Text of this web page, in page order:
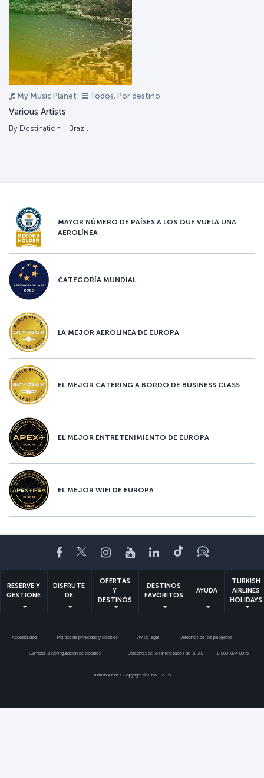
My Music Planet Todos, Por destino
Various Artists
By Destination - Brazil
MAYOR NÚMERO DE PAÍSES A LOS QUE VUELA UNA
AEROLÍNEA
CATEGORÍA MUNDIAL
LA MEJOR AEROLÍNEA DE EUROPA
EL MEJOR CATERING A BORDO DE BUSINESS CLASS
EL MEJOR ENTRETENIMIENTO DE EUROPA
EL MEJOR WIFI DE EUROPA
Facebook
TwitterInstagram
YouTubeLinkedIn
TikTokBlog
RESERVE Y
GESTIONE
DISFRUTE
DE
OFERTAS
Y
DESTINOS
DESTINOS
FAVORITOS
AYUDA
TURKISH
AIRLINES
HOLIDAYS
Accesibilidad Política de privacidad y cookies Aviso legal Derechos de los pasajeros
Cambiar la configuración de cookies Derechos de los interesados de la UE 1-800-874 8875
Turkish Airlines Copyright © 1996 - 2026